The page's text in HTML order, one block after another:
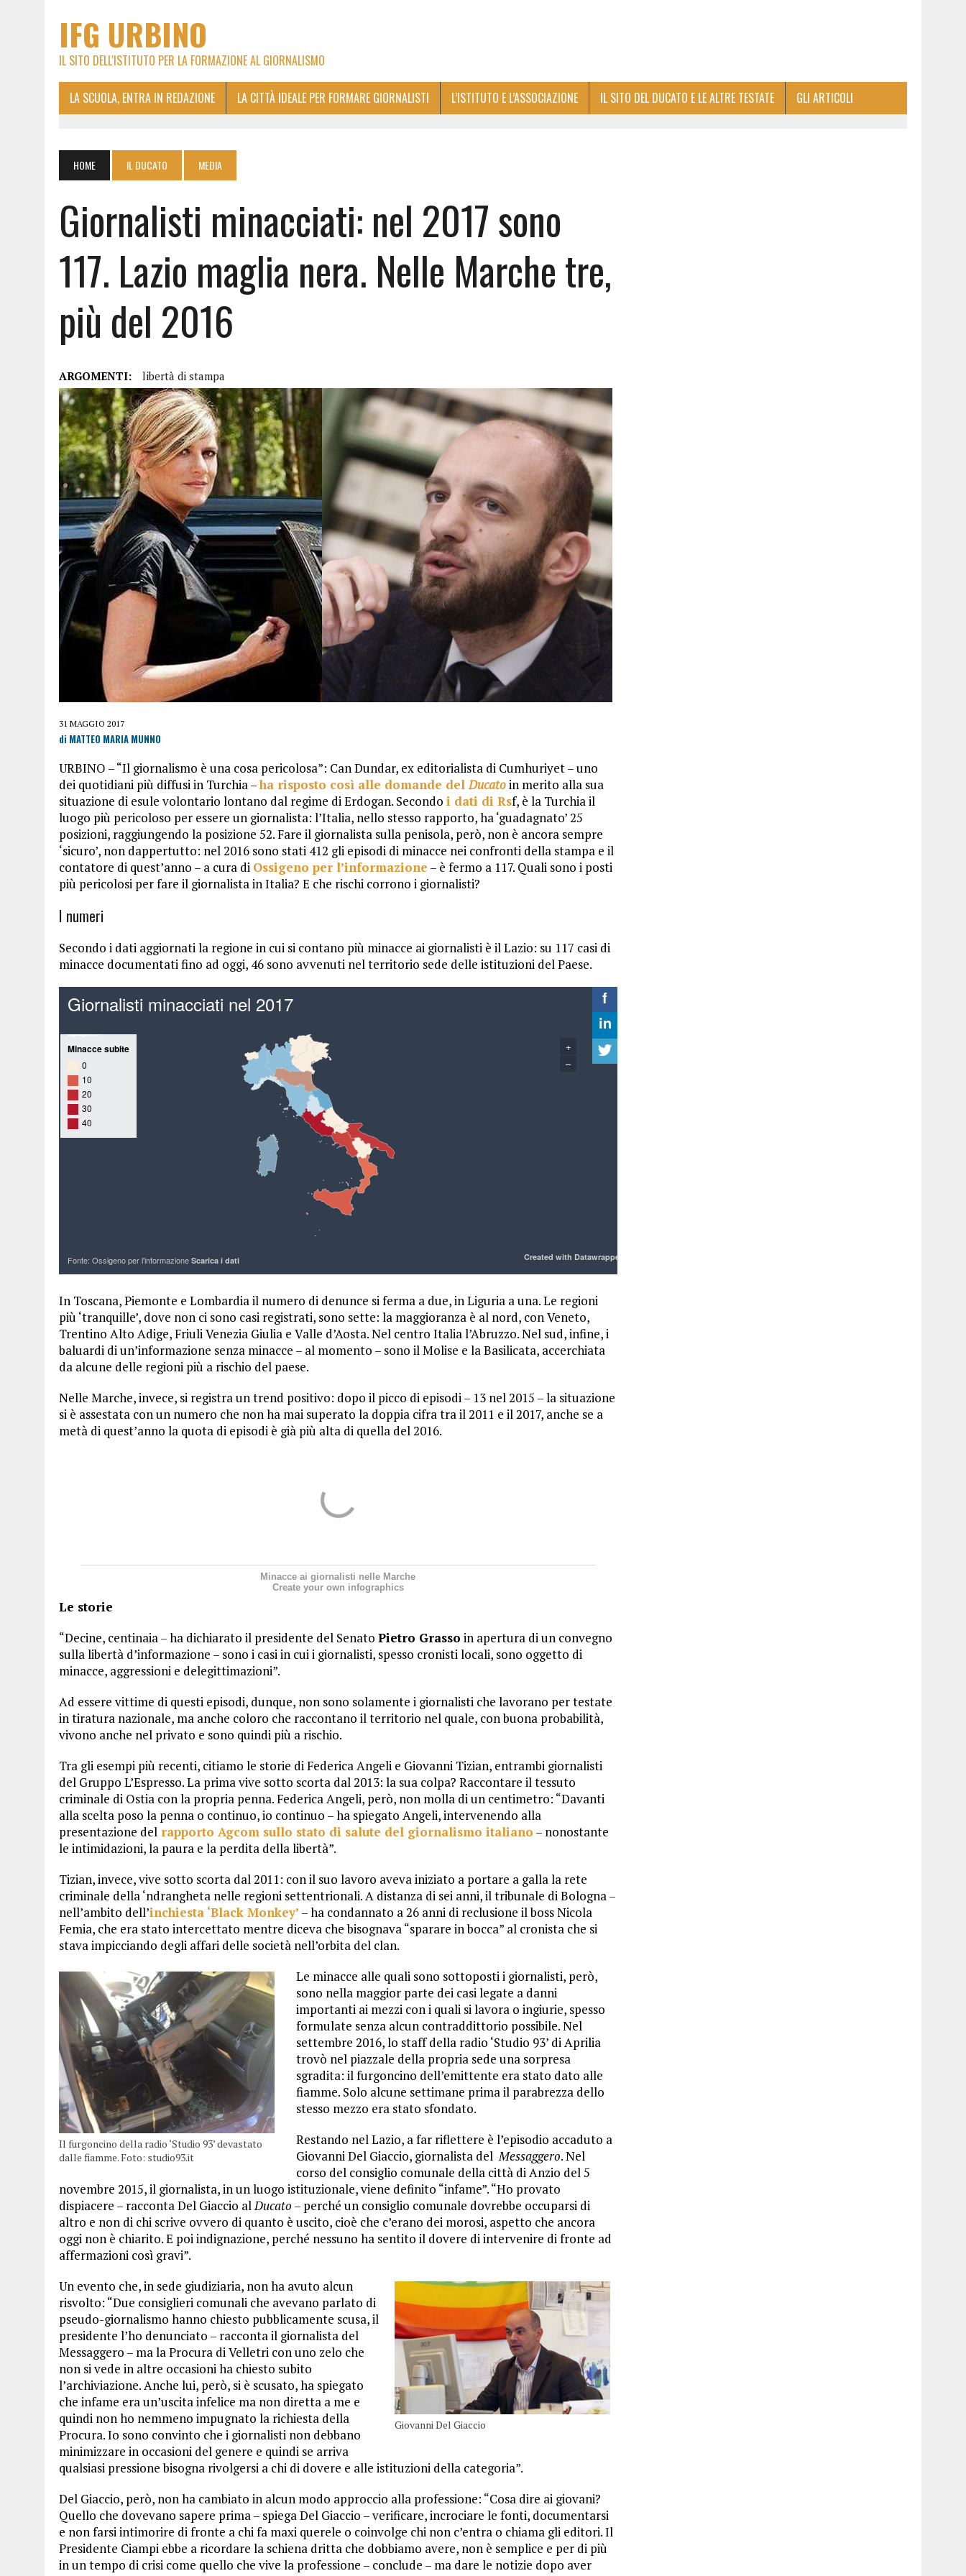
IFG URBINO
IL SITO DELL'ISTITUTO PER LA FORMAZIONE AL GIORNALISMO
LA SCUOLA, ENTRA IN REDAZIONE LA CITTÀ IDEALE PER FORMARE GIORNALISTI L’ISTITUTO E L’ASSOCIAZIONE IL SITO DEL DUCATO E LE ALTRE TESTATE GLI ARTICOLI
HOME IL DUCATO MEDIA
Giornalisti minacciati: nel 2017 sono
117. Lazio maglia nera. Nelle Marche tre,
più del 2016
ARGOMENTI: libertà di stampa
31 MAGGIO 2017
di MATTEO MARIA MUNNO
URBINO – “Il giornalismo è una cosa pericolosa”: Can Dundar, ex editorialista di Cumhuriyet – uno
dei quotidiani più diffusi in Turchia –ha risposto così alle domande delDucatoin merito alla sua
situazione di esule volontario lontano dal regime di Erdogan. Secondo i dati di Rsf, è la Turchia il
luogo più pericoloso per essere un giornalista: l’Italia, nello stesso rapporto, ha ‘guadagnato’ 25
posizioni, raggiungendo la posizione 52. Fare il giornalista sulla penisola, però, non è ancora sempre
‘sicuro’, non dappertutto: nel 2016 sono stati 412 gli episodi di minacce nei confronti della stampa e il
contatore di quest’anno – a cura di Ossigeno per l’informazione – è fermo a 117. Quali sono i posti
più pericolosi per fare il giornalista in Italia? E che rischi corrono i giornalisti?
I numeri
Secondo i dati aggiornati la regione in cui si contano più minacce ai giornalisti è il Lazio: su 117 casi di
minacce documentati fino ad oggi, 46 sono avvenuti nel territorio sede delle istituzioni del Paese.
In Toscana, Piemonte e Lombardia il numero di denunce si ferma a due, in Liguria a una. Le regioni
più ‘tranquille’, dove non ci sono casi registrati, sono sette: la maggioranza è al nord, con Veneto,
Trentino Alto Adige, Friuli Venezia Giulia e Valle d’Aosta. Nel centro Italia l’Abruzzo. Nel sud, infine, i
baluardi di un’informazione senza minacce – al momento – sono il Molise e la Basilicata, accerchiata
da alcune delle regioni più a rischio del paese.
Nelle Marche, invece, si registra un trend positivo: dopo il picco di episodi – 13 nel 2015 – la situazione
si è assestata con un numero che non ha mai superato la doppia cifra tra il 2011 e il 2017, anche se a
metà di quest’anno la quota di episodi è già più alta di quella del 2016.
Minacce ai giornalisti nelle Marche
Create your own infographics
Le storie
“Decine, centinaia – ha dichiarato il presidente del Senato Pietro Grasso in apertura di un convegno
sulla libertà d’informazione – sono i casi in cui i giornalisti, spesso cronisti locali, sono oggetto di
minacce, aggressioni e delegittimazioni”.
Ad essere vittime di questi episodi, dunque, non sono solamente i giornalisti che lavorano per testate
in tiratura nazionale, ma anche coloro che raccontano il territorio nel quale, con buona probabilità,
vivono anche nel privato e sono quindi più a rischio.
Tra gli esempi più recenti, citiamo le storie di Federica Angeli e Giovanni Tizian, entrambi giornalisti
del Gruppo L’Espresso. La prima vive sotto scorta dal 2013: la sua colpa? Raccontare il tessuto
criminale di Ostia con la propria penna. Federica Angeli, però, non molla di un centimetro: “Davanti
alla scelta poso la penna o continuo, io continuo – ha spiegato Angeli, intervenendo alla
presentazione del rapporto Agcom sullo stato di salute del giornalismo italiano – nonostante
le intimidazioni, la paura e la perdita della libertà”.
Tizian, invece, vive sotto scorta dal 2011: con il suo lavoro aveva iniziato a portare a galla la rete
criminale della ‘ndrangheta nelle regioni settentrionali. A distanza di sei anni, il tribunale di Bologna –
nell’ambito dell’inchiesta ‘Black Monkey’ – ha condannato a 26 anni di reclusione il boss Nicola
Femia, che era stato intercettato mentre diceva che bisognava “sparare in bocca” al cronista che si
stava impicciando degli affari delle società nell’orbita del clan.
Il furgoncino della radio ‘Studio 93’ devastato
dalle fiamme. Foto: studio93.it
Le minacce alle quali sono sottoposti i giornalisti, però,
sono nella maggior parte dei casi legate a danni
importanti ai mezzi con i quali si lavora o ingiurie, spesso
formulate senza alcun contraddittorio possibile. Nel
settembre 2016, lo staff della radio ‘Studio 93’ di Aprilia
trovò nel piazzale della propria sede una sorpresa
sgradita: il furgoncino dell’emittente era stato dato alle
fiamme. Solo alcune settimane prima il parabrezza dello
stesso mezzo era stato sfondato.
Restando nel Lazio, a far riflettere è l’episodio accaduto a
Giovanni Del Giaccio, giornalista del Messaggero. Nel
corso del consiglio comunale della città di Anzio del 5
novembre 2015, il giornalista, in un luogo istituzionale, viene definito “infame”. “Ho provato
dispiacere – racconta Del Giaccio alDucato – perché un consiglio comunale dovrebbe occuparsi di
altro e non di chi scrive ovvero di quanto è uscito, cioè che c’erano dei morosi, aspetto che ancora
oggi non è chiarito. E poi indignazione, perché nessuno ha sentito il dovere di intervenire di fronte ad
affermazioni così gravi”.
Giovanni Del Giaccio
Un evento che, in sede giudiziaria, non ha avuto alcun
risvolto: “Due consiglieri comunali che avevano parlato di
pseudo-giornalismo hanno chiesto pubblicamente scusa, il
presidente l’ho denunciato – racconta il giornalista del
Messaggero – ma la Procura di Velletri con uno zelo che
non si vede in altre occasioni ha chiesto subito
l’archiviazione. Anche lui, però, si è scusato, ha spiegato
che infame era un’uscita infelice ma non diretta a me e
quindi non ho nemmeno impugnato la richiesta della
Procura. Io sono convinto che i giornalisti non debbano
minimizzare in occasioni del genere e quindi se arriva
qualsiasi pressione bisogna rivolgersi a chi di dovere e alle istituzioni della categoria”.
Del Giaccio, però, non ha cambiato in alcun modo approccio alla professione: “Cosa dire ai giovani?
Quello che dovevano sapere prima – spiega Del Giaccio – verificare, incrociare le fonti, documentarsi
e non farsi intimorire di fronte a chi fa maxi querele o coinvolge chi non c’entra o chiama gli editori. Il
Presidente Ciampi ebbe a ricordare la schiena dritta che dobbiamo avere, non è semplice e per di più
in un tempo di crisi come quello che vive la professione – conclude – ma dare le notizie dopo aver